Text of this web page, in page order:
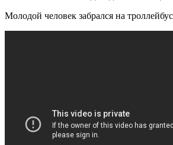
Молодой человек забрался на